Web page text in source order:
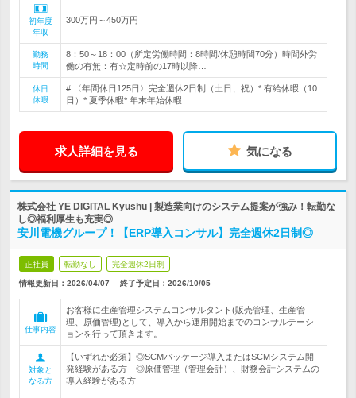
初年度
年収
300万円～450万円
勤務
時間
8：50～18：00（所定労働時間：8時間/休憩時間70分）時間外労
働の有無：有☆定時前の17時以降…
休日
休暇
# 〈年間休日125日〉完全週休2日制（土日、祝）* 有給休暇（10
日）* 夏季休暇* 年末年始休暇
求人詳細を見る 気になる
株式会社 YE DIGITAL Kyushu | 製造業向けのシステム提案が強み！転勤な
し◎福利厚生も充実◎
安川電機グループ！【ERP導入コンサル】完全週休2日制◎
正社員 転勤なし 完全週休2日制
情報更新日：2026/04/07 終了予定日： 2026/10/05
仕事内容
お客様に生産管理システムコンサルタント(販売管理、生産管
理、原価管理)として、導入から運用開始までのコンサルテーシ
ョンを行って頂きます。
対象と
なる方
【いずれか必須】◎SCMパッケージ導入またはSCMシステム開
発経験がある方 ◎原価管理（管理会計）、財務会計システムの
導入経験がある方